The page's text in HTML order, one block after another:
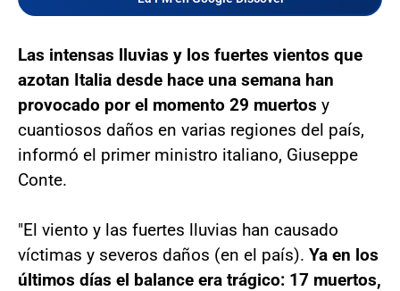
Las intensas lluvias y los fuertes vientos que
azotan Italia desde hace una semana han
provocado por el momento 29 muertos y
cuantiosos daños en varias regiones del país,
informó el primer ministro italiano, Giuseppe
Conte.
"El viento y las fuertes lluvias han causado
víctimas y severos daños (en el país). Ya en los
últimos días el balance era trágico: 17 muertos,